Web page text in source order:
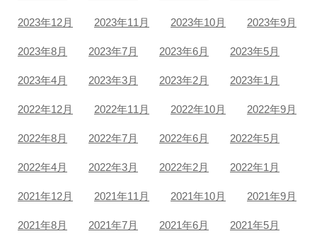
2023年12月 2023年11月 2023年10月 2023年9月
2023年8月 2023年7月 2023年6月 2023年5月
2023年4月 2023年3月 2023年2月 2023年1月
2022年12月 2022年11月 2022年10月 2022年9月
2022年8月 2022年7月 2022年6月 2022年5月
2022年4月 2022年3月 2022年2月 2022年1月
2021年12月 2021年11月 2021年10月 2021年9月
2021年8月 2021年7月 2021年6月 2021年5月